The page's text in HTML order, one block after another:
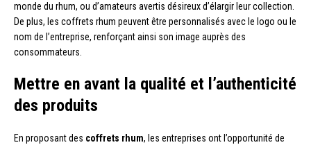
monde du rhum, ou d’amateurs avertis désireux d’élargir leur collection.
De plus, les coffrets rhum peuvent être personnalisés avec le logo ou le
nom de l’entreprise, renforçant ainsi son image auprès des
consommateurs.
Mettre en avant la qualité et l’authenticité
des produits
En proposant des coffrets rhum, les entreprises ont l’opportunité de